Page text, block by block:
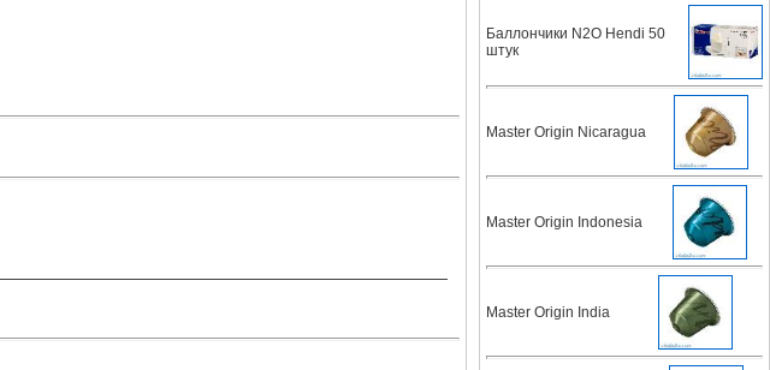
Баллончики N2O Hendi 50
штук
Master Origin Nicaragua
Master Origin Indonesia
Master Origin India